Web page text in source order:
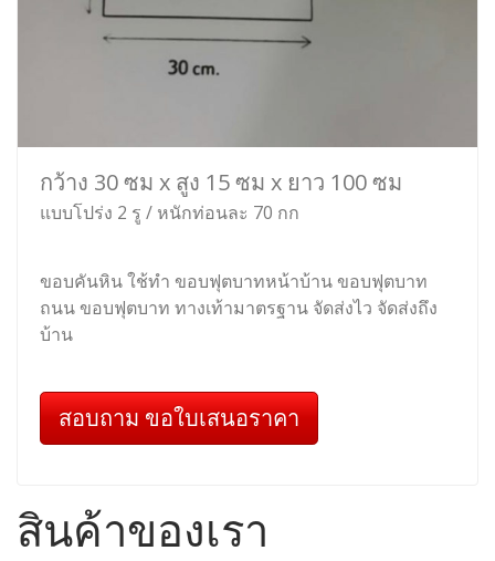
กว้าง 30 ซม x สูง 15 ซม x ยาว 100 ซม
แบบโปร่ง 2 รู / หนักท่อนละ 70 กก
ขอบคันหิน ใช้ทำ ขอบฟุตบาทหน้าบ้าน ขอบฟุตบาท
ถนน ขอบฟุตบาท ทางเท้ามาตรฐาน จัดส่งไว จัดส่งถึง
บ้าน
สอบถาม ขอใบเสนอราคา
สินค้าของเรา